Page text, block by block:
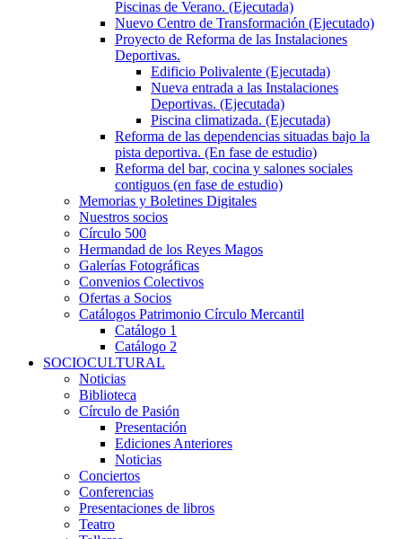
Piscinas de Verano. (Ejecutada)
Nuevo Centro de Transformación (Ejecutado)
Proyecto de Reforma de las Instalaciones
Deportivas.
Edificio Polivalente (Ejecutada)
Nueva entrada a las Instalaciones
Deportivas. (Ejecutada)
Piscina climatizada. (Ejecutada)
Reforma de las dependencias situadas bajo la
pista deportiva. (En fase de estudio)
Reforma del bar, cocina y salones sociales
contiguos (en fase de estudio)
Memorias y Boletines Digitales
Nuestros socios
Círculo 500
Hermandad de los Reyes Magos
Galerías Fotográficas
Convenios Colectivos
Ofertas a Socios
Catálogos Patrimonio Círculo Mercantil
Catálogo 1
Catálogo 2
SOCIOCULTURAL
Noticias
Biblioteca
Círculo de Pasión
Presentación
Ediciones Anteriores
Noticias
Conciertos
Conferencias
Presentaciones de libros
Teatro